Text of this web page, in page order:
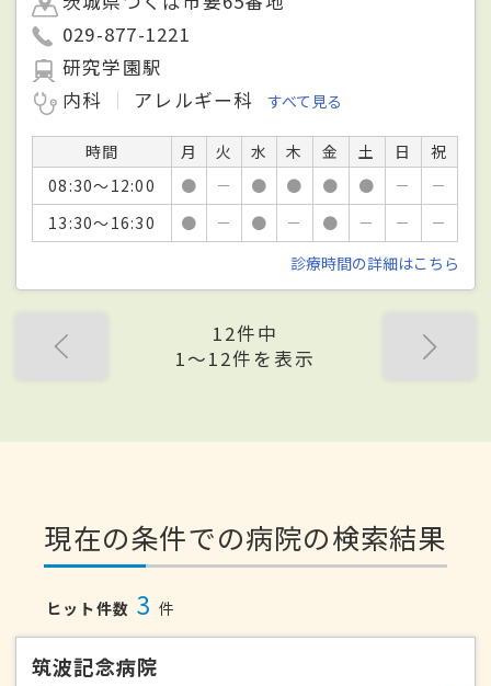
029-877-1221
研究学園駅
内科
アレルギー科 すべて見る
時間 月 火 水 木 金 土 日
祝
08:30～12:00
● － ● ● ● ● －
－
13:30～16:30
● － ● － ● － －
－
診療時間の詳細はこちら
12件中
1〜12件を表示
現在の条件での病院の検索結果
ヒット件数 3 件
筑波記念病院